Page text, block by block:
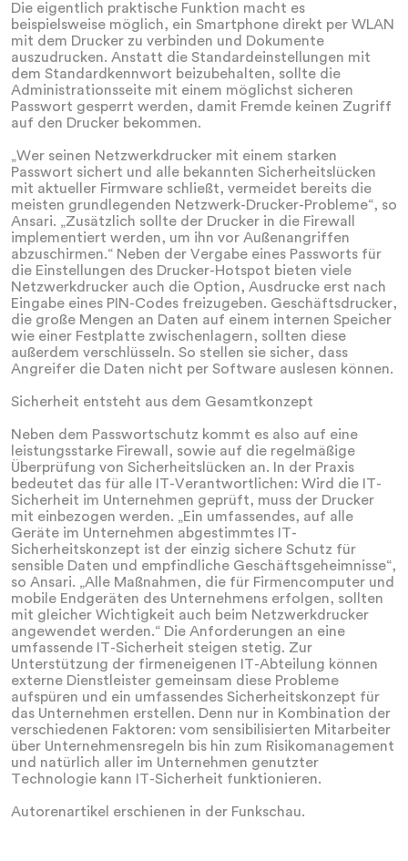
Die eigentlich praktische Funktion macht es
beispielsweise möglich, ein Smartphone direkt per WLAN
mit dem Drucker zu verbinden und Dokumente
auszudrucken. Anstatt die Standardeinstellungen mit
dem Standardkennwort beizubehalten, sollte die
Administrationsseite mit einem möglichst sicheren
Passwort gesperrt werden, damit Fremde keinen Zugriff
auf den Drucker bekommen.
„Wer seinen Netzwerkdrucker mit einem starken
Passwort sichert und alle bekannten Sicherheitslücken
mit aktueller Firmware schließt, vermeidet bereits die
meisten grundlegenden Netzwerk-Drucker-Probleme“, so
Ansari. „Zusätzlich sollte der Drucker in die Firewall
implementiert werden, um ihn vor Außenangriffen
abzuschirmen.“ Neben der Vergabe eines Passworts für
die Einstellungen des Drucker-Hotspot bieten viele
Netzwerkdrucker auch die Option, Ausdrucke erst nach
Eingabe eines PIN-Codes freizugeben. Geschäftsdrucker,
die große Mengen an Daten auf einem internen Speicher
wie einer Festplatte zwischenlagern, sollten diese
außerdem verschlüsseln. So stellen sie sicher, dass
Angreifer die Daten nicht per Software auslesen können.
Sicherheit entsteht aus dem Gesamtkonzept
Neben dem Passwortschutz kommt es also auf eine
leistungsstarke Firewall, sowie auf die regelmäßige
Überprüfung von Sicherheitslücken an. In der Praxis
bedeutet das für alle IT-Verantwortlichen: Wird die IT-
Sicherheit im Unternehmen geprüft, muss der Drucker
mit einbezogen werden. „Ein umfassendes, auf alle
Geräte im Unternehmen abgestimmtes IT-
Sicherheitskonzept ist der einzig sichere Schutz für
sensible Daten und empfindliche Geschäftsgeheimnisse“,
so Ansari. „Alle Maßnahmen, die für Firmencomputer und
mobile Endgeräten des Unternehmens erfolgen, sollten
mit gleicher Wichtigkeit auch beim Netzwerkdrucker
angewendet werden.“ Die Anforderungen an eine
umfassende IT-Sicherheit steigen stetig. Zur
Unterstützung der firmeneigenen IT-Abteilung können
externe Dienstleister gemeinsam diese Probleme
aufspüren und ein umfassendes Sicherheitskonzept für
das Unternehmen erstellen. Denn nur in Kombination der
verschiedenen Faktoren: vom sensibilisierten Mitarbeiter
über Unternehmensregeln bis hin zum Risikomanagement
und natürlich aller im Unternehmen genutzter
Technologie kann IT-Sicherheit funktionieren.
Autorenartikel erschienen in der Funkschau.